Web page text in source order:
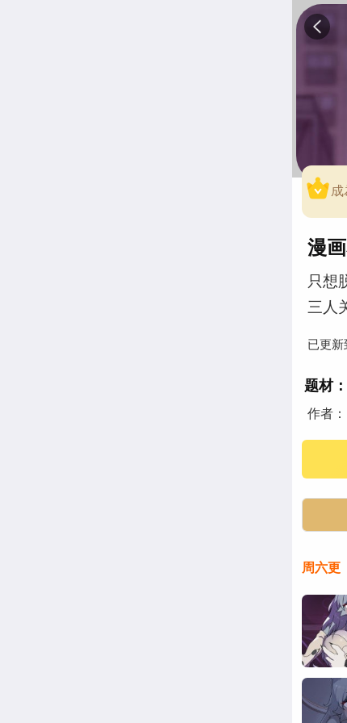
漫
只想
三人
已更新
题材：
作者
周六更